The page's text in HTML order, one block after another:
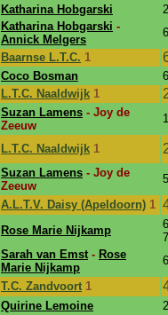
Katharina Hobgarski
Katharina Hobgarski -
Annick Melgers
Baarnse L.T.C. 1
Coco Bosman
L.T.C. Naaldwijk 1
Suzan Lamens - Joy de
Zeeuw
L.T.C. Naaldwijk 1
Suzan Lamens - Joy de
Zeeuw
A.L.T.V. Daisy (Apeldoorn) 1
Rose Marie Nijkamp
Sarah van Emst- Rose
Marie Nijkamp
T.C. Zandvoort 1
Quirine Lemoine